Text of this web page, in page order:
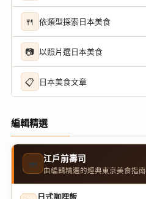
🍴 依類型探索日本美食
📷 以照片選日本美食
📋 日本美食文章
編輯精選
🍣 江戶前壽司
由編輯精選的經典東京美食指南
日式咖哩飯